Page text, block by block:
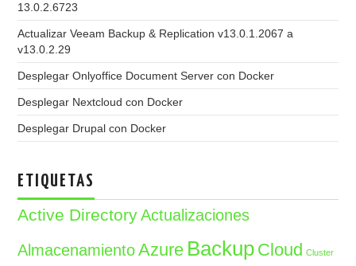
13.0.2.6723
Actualizar Veeam Backup & Replication v13.0.1.2067 a
v13.0.2.29
Desplegar Onlyoffice Document Server con Docker
Desplegar Nextcloud con Docker
Desplegar Drupal con Docker
ETIQUETAS
Active Directory Actualizaciones
Almacenamiento Azure Backup Cloud Cluster